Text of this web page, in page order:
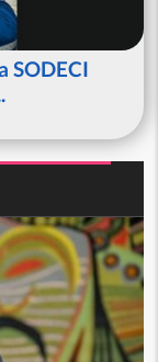
SODECI